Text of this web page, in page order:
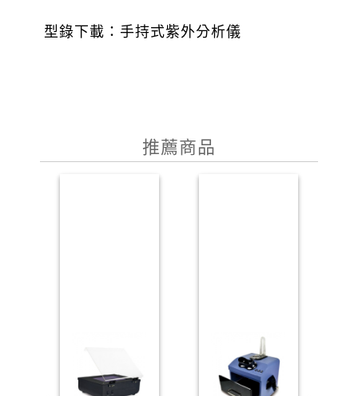
型錄下載： 手持式紫外分析儀
推薦商品